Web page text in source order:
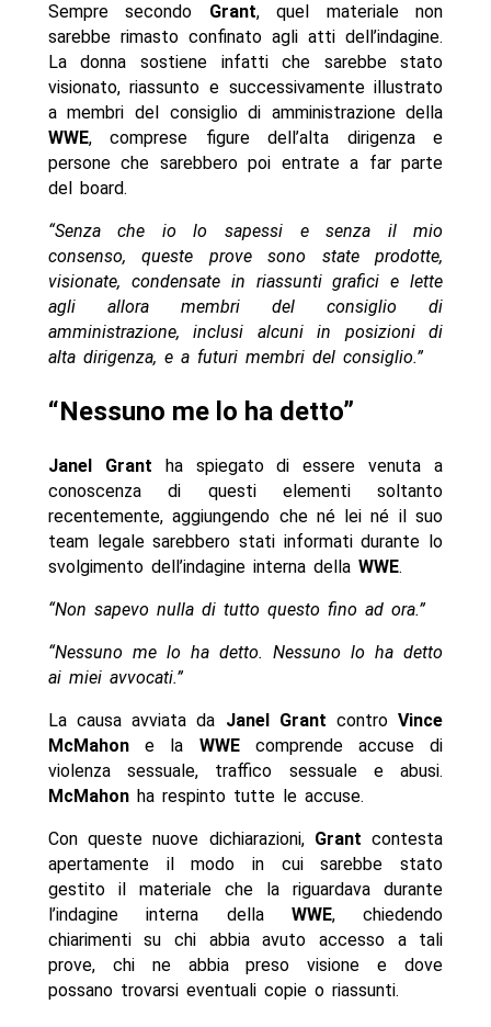
Sempre secondo Grant, quel materiale non
sarebbe rimasto confinato agli atti dell’indagine.
La donna sostiene infatti che sarebbe stato
visionato, riassunto e successivamente illustrato
a membri del consiglio di amministrazione della
WWE, comprese figure dell’alta dirigenza e
persone che sarebbero poi entrate a far parte
del board.
“Senza che io lo sapessi e senza il mio
consenso, queste prove sono state prodotte,
visionate, condensate in riassunti grafici e lette
agli allora membri del consiglio di
amministrazione, inclusi alcuni in posizioni di
alta dirigenza, e a futuri membri del consiglio.”
“Nessuno me lo ha detto”
Janel Grant ha spiegato di essere venuta a
conoscenza di questi elementi soltanto
recentemente, aggiungendo che né lei né il suo
team legale sarebbero stati informati durante lo
svolgimento dell’indagine interna della WWE.
“Non sapevo nulla di tutto questo fino ad ora.”
“Nessuno me lo ha detto. Nessuno lo ha detto
ai miei avvocati.”
La causa avviata da Janel Grant controVince
McMahone la WWEcomprende accuse di
violenza sessuale, traffico sessuale e abusi.
McMahonha respinto tutte le accuse.
Con queste nuove dichiarazioni, Grant contesta
apertamente il modo in cui sarebbe stato
gestito il materiale che la riguardava durante
l’indagine interna della WWE, chiedendo
chiarimenti su chi abbia avuto accesso a tali
prove, chi ne abbia preso visione e dove
possano trovarsi eventuali copie o riassunti.